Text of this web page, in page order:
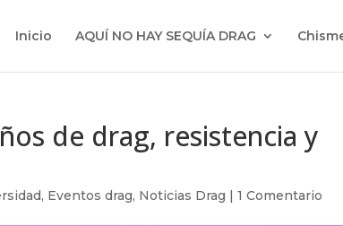
Inicio AQUÍ NO HAY SEQUÍA DRAG
de drag, resistencia y
, Eventos drag, Noticias Drag |1 Comentario